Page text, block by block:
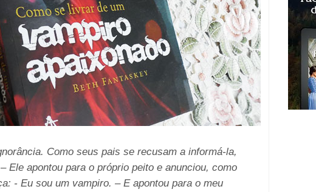
Como seus pais se recusam a informá-la,
Ele apontou para o próprio peito e anunciou, como
- Eu sou um vampiro. – E apontou para o meu